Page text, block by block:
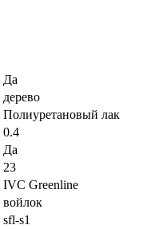
Да
дерево
Полиуретановый лак
0.4
Да
23
IVC Greenline
войлок
sfl-s1